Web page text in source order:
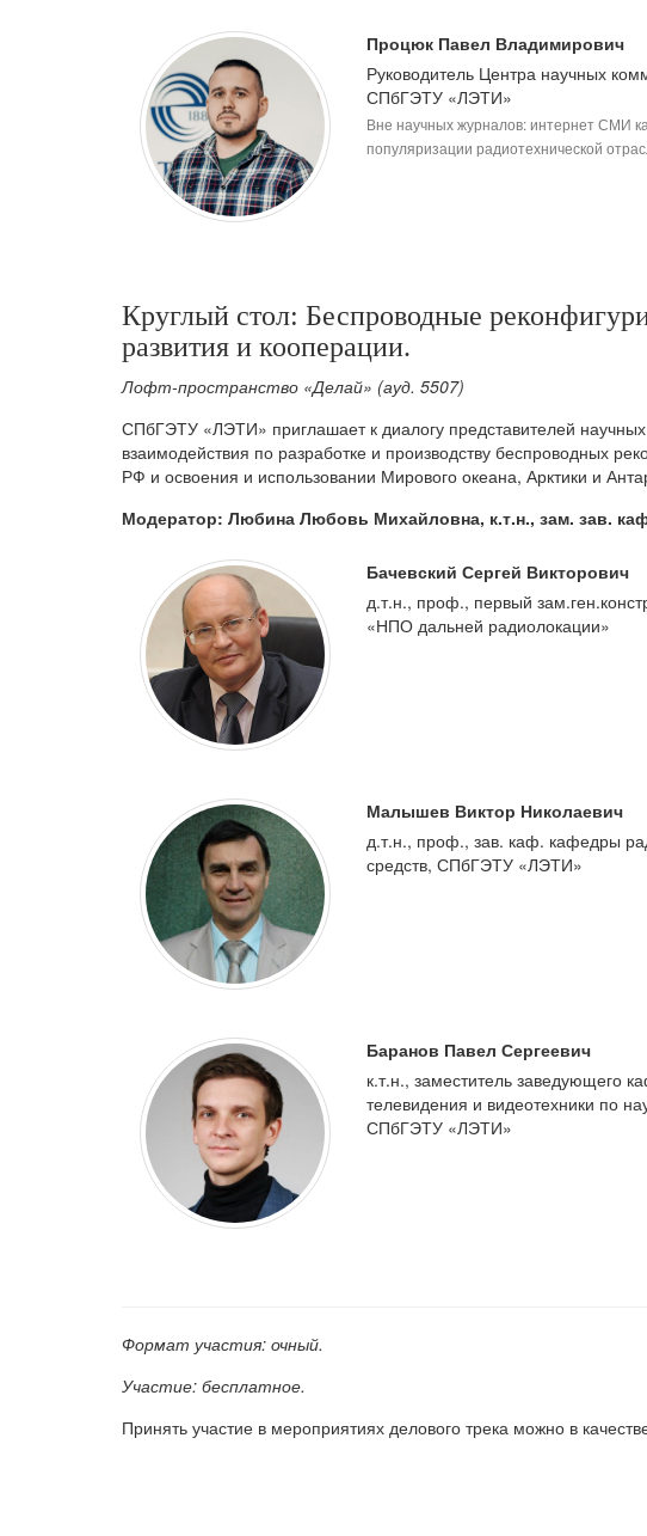
Процюк Павел Владимирович
Руководитель Центра научных
СПбГЭТУ «ЛЭТИ»
Вне научных журналов: интернет СМИ
популяризации радиотехнической
Круглый стол: Беспроводные
развития и кооперации.
Лофт-пространство «Делай» (ауд. 5507)
СПбГЭТУ «ЛЭТИ» приглашает к диалогу представителей
взаимодействия по разработке и производству беспроводных
РФ и освоения и использовании Мирового океана, Арктики и
Модератор: Любина Любовь Михайловна, к.т.н., зам. зав.
Бачевский Сергей Викторович
д.т.н., проф., первый
«НПО дальней радиолокации»
Малышев Виктор Николаевич
д.т.н., проф., зав. каф. кафедры
средств, СПбГЭТУ «ЛЭТИ»
Баранов Павел Сергеевич
к.т.н., заместитель заведующего
телевидения и видеотехники по
СПбГЭТУ «ЛЭТИ»
Формат участия: очный.
Участие: бесплатное.
Принять участие в мероприятиях делового трека можно в